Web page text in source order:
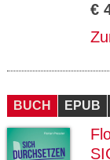
€
BUCH EPUB